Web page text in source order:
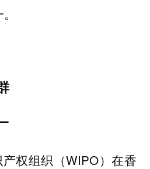
权组织（WIPO）在香